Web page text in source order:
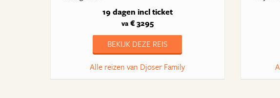
19 dagen incl ticket
va€ 3295
BEKIJK DEZE REIS
Alle reizen van Djoser Family